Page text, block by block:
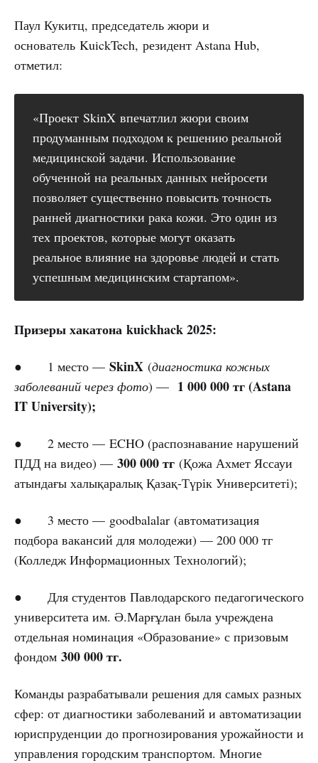
Паул Кукитц, председатель жюри и
основатель KuickTech, резидент Astana Hub,
отметил:
«Проект SkinX впечатлил жюри своим
продуманным подходом к решению реальной
медицинской задачи. Использование
обученной на реальных данных нейросети
позволяет существенно повысить точность
ранней диагностики рака кожи. Это один из
тех проектов, которые могут оказать
реальное влияние на здоровье людей и стать
успешным медицинским стартапом».
Призеры хакатона kuickhack 2025:
● 1 место — SkinX (диагностика кожных
заболеваний через фото) — 1 000 000 тг (Astana
IT University);
● 2 место — ECHO (распознавание нарушений
ПДД на видео) — 300 000 тг (Қожа Ахмет Яссауи
атындағы халықаралық Қазақ-Түрік Университеті);
● 3 место — goodbalalar (автоматизация
подбора вакансий для молодежи) — 200 000 тг
(Колледж Информационных Технологий);
● Для студентов Павлодарского педагогического
университета им. Ә.Марғұлан была учреждена
отдельная номинация «Образование» с призовым
фондом 300 000 тг.
Команды разрабатывали решения для самых разных
сфер: от диагностики заболеваний и автоматизации
юриспруденции до прогнозирования урожайности и
управления городским транспортом. Многие